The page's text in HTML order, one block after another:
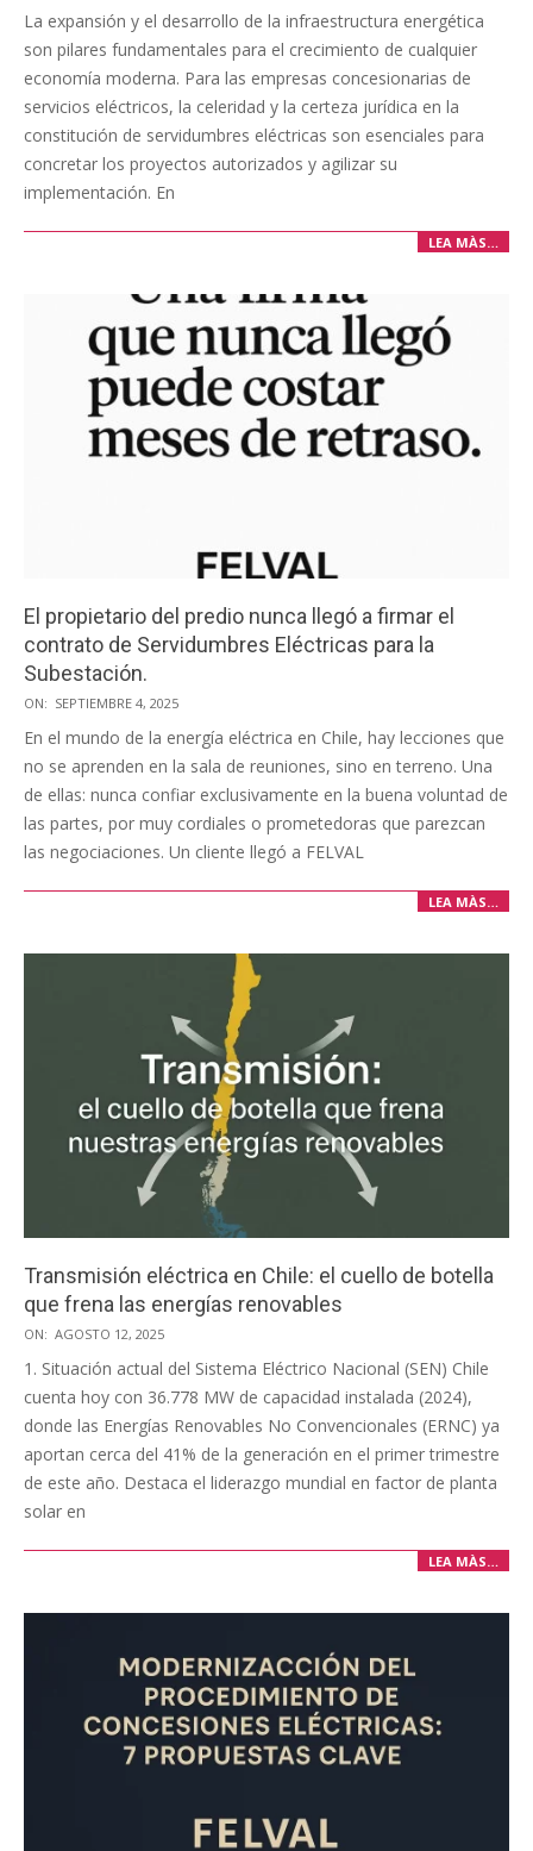
11-
21
La expansión y el desarrollo de la infraestructura energética
son pilares fundamentales para el crecimiento de cualquier
economía moderna. Para las empresas concesionarias de
servicios eléctricos, la celeridad y la certeza jurídica en la
constitución de servidumbres eléctricas son esenciales para
concretar los proyectos autorizados y agilizar su
implementación. En
LEA MÀS…
El propietario del predio nunca llegó a firmar el
contrato de Servidumbres Eléctricas para la
Subestación.
2025-
09-
04
ON: SEPTIEMBRE 4, 2025
En el mundo de la energía eléctrica en Chile, hay lecciones que
no se aprenden en la sala de reuniones, sino en terreno. Una
de ellas: nunca confiar exclusivamente en la buena voluntad de
las partes, por muy cordiales o prometedoras que parezcan
las negociaciones. Un cliente llegó a FELVAL
LEA MÀS…
Transmisión eléctrica en Chile: el cuello de botella
que frena las energías renovables
2025-
08-
12
ON: AGOSTO 12, 2025
1. Situación actual del Sistema Eléctrico Nacional (SEN) Chile
cuenta hoy con 36.778 MW de capacidad instalada (2024),
donde las Energías Renovables No Convencionales (ERNC) ya
aportan cerca del 41% de la generación en el primer trimestre
de este año. Destaca el liderazgo mundial en factor de planta
solar en
LEA MÀS…